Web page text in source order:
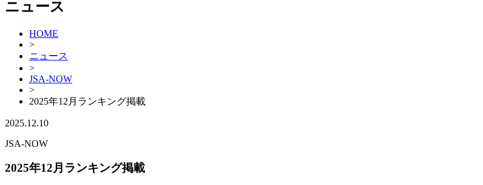
ニュース
HOME
>
ニュース
>
JSA-NOW
>
2025年12月ランキング掲載
2025.12.10
JSA-NOW
2025年12月ランキング掲載